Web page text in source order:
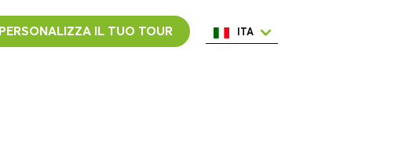
PERSONALIZZA IL TUO TOUR ITA